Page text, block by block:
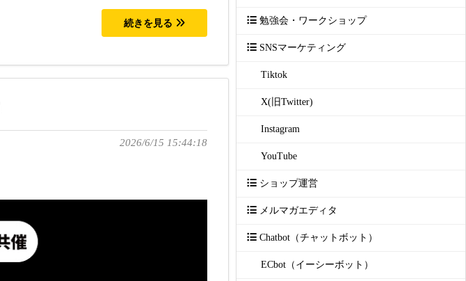
続きを見る
2026/6/15 15:44:18
勉強会・ワークショップ
SNSマーケティング
Tiktok
X(旧Twitter)
Instagram
YouTube
ショップ運営
メルマガエディタ
Chatbot（チャットボット）
ECbot（イーシーボット）